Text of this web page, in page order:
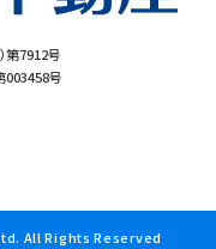
第7912号
003458号
All Rights Reserved